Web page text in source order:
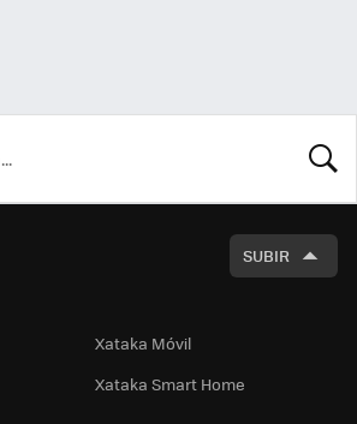
SUBIR
Xataka Móvil
Xataka Smart Home